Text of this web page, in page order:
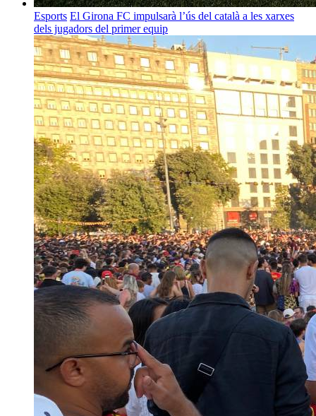
Esports El Girona FC impulsarà l’ús del català a les xarxes
dels jugadors del primer equip